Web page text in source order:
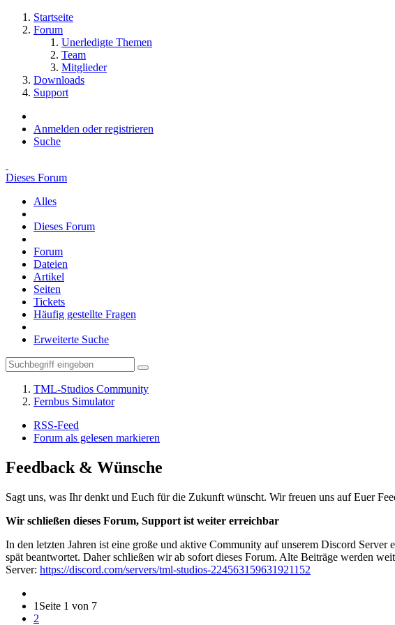
Startseite
Forum
Unerledigte Themen
Team
Mitglieder
Downloads
Support
Anmelden oder registrieren
Suche
Dieses Forum
Alles
Dieses Forum
Forum
Dateien
Artikel
Seiten
Tickets
Häufig gestellte Fragen
Erweiterte Suche
TML-Studios Community
Fernbus Simulator
RSS-Feed
Forum als gelesen markieren
Feedback & Wünsche
Sagt uns, was Ihr denkt und Euch für die Zukunft wünscht. Wir freuen uns auf Euer
Wir schließen dieses Forum, Support ist weiter erreichbar
In den letzten Jahren ist eine große und aktive Community auf unserem Discord
spät beantwortet. Daher schließen wir ab sofort dieses Forum. Alte Beiträge werden
Server: https://discord.com/servers/tml-studios-224563159631921152
1 Seite 1 von 7
2